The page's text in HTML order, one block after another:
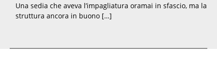
Una sedia che aveva l’impagliatura oramai in sfascio, ma la
struttura ancora in buono […]